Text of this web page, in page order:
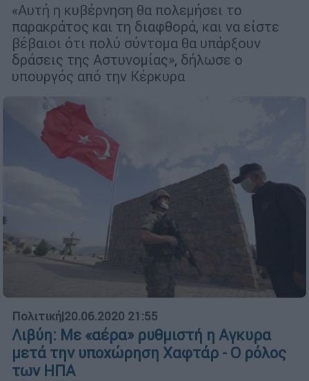
«Αυτή η κυβέρνηση θα πολεμήσει το
παρακράτος και τη διαφθορά, και να είστε
βέβαιοι ότι πολύ σύντομα θα υπάρξουν
δράσεις της Αστυνομίας», δήλωσε ο
υπουργός από την Κέρκυρα
Πολιτική|20.06.2020 21:55
Λιβύη: Με «αέρα» ρυθμιστή η Αγκυρα
μετά την υποχώρηση Χαφτάρ - Ο ρόλος
των ΗΠΑ